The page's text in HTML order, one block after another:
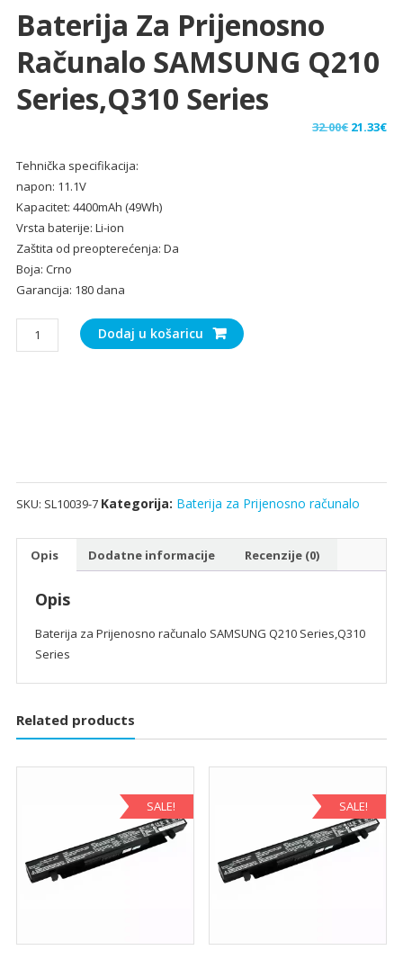
Baterija Za Prijenosno
Računalo SAMSUNG Q210
Series,Q310 Series
32.00€ Izvorna
21.33€
Tehnička specifikacija:
napon: 11.1V
Kapacitet: 4400mAh (49Wh)
Vrsta baterije: Li-ion
Zaštita od preopterećenja: Da
Boja: Crno
Garancija: 180 dana
Baterija
za
Dodaj u košaricu
SKU: SL10039-7 Kategorija: Baterija za Prijenosno računalo
Opis Dodatne informacije Recenzije (0)
Opis
Baterija za Prijenosno računalo SAMSUNG Q210 Series,Q310
Series
Related products
SALE! SALE!